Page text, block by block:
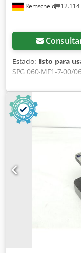
Remscheid
Estado: listo para
SPG 060-MF1-7-00/
1159634, usada, en
operativa, alcance
Dtxfjfx Aamskr